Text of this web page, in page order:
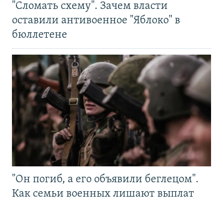
"Сломать схему". Зачем власти
оставили антивоенное "Яблоко" в
бюллетене
"Он погиб, а его объявили беглецом".
Как семьи военных лишают выплат